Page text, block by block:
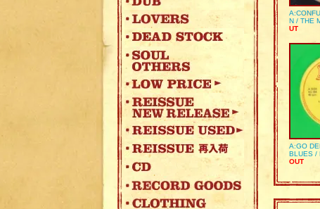
N / THE
UT
A:GO
BLUES /
OUT